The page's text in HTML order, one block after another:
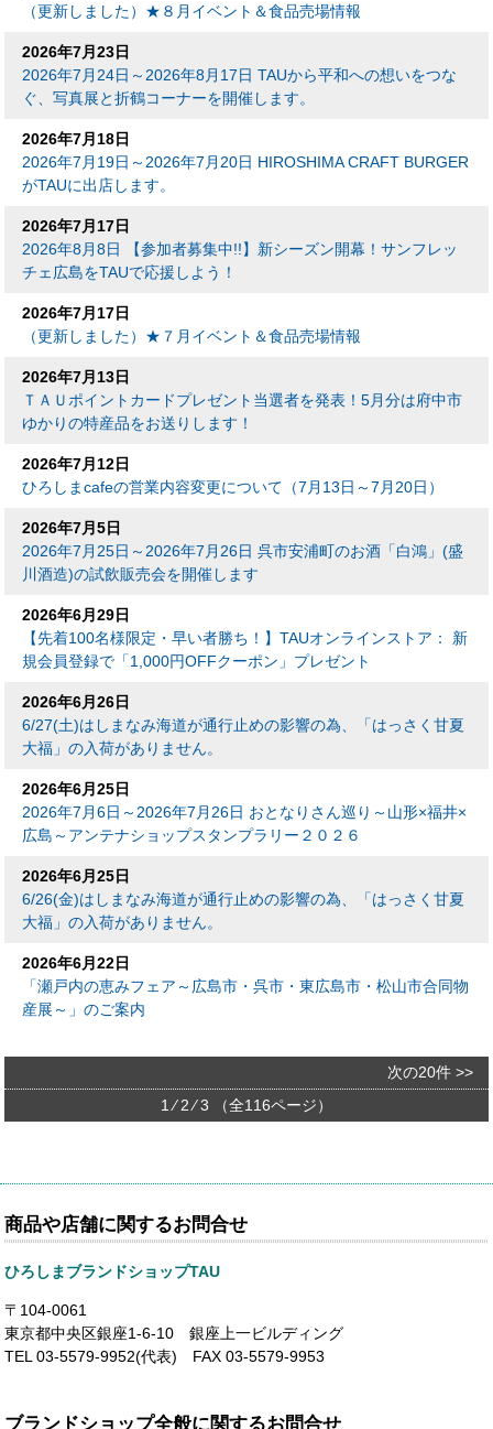
（更新しました）★８月イベント＆食品売場情報
2026年7月23日
2026年7月24日～2026年8月17日 TAUから平和への想いをつな
ぐ、写真展と折鶴コーナーを開催します。
2026年7月18日
2026年7月19日～2026年7月20日 HIROSHIMA CRAFT BURGER
がTAUに出店します。
2026年7月17日
2026年8月8日 【参加者募集中!!】新シーズン開幕！サンフレッ
チェ広島をTAUで応援しよう！
2026年7月17日
（更新しました）★７月イベント＆食品売場情報
2026年7月13日
ＴＡＵポイントカードプレゼント当選者を発表！5月分は府中市
ゆかりの特産品をお送りします！
2026年7月12日
ひろしまcafeの営業内容変更について（7月13日～7月20日）
2026年7月5日
2026年7月25日～2026年7月26日 呉市安浦町のお酒「白鴻」(盛
川酒造)の試飲販売会を開催します
2026年6月29日
【先着100名様限定・早い者勝ち！】TAUオンラインストア： 新
規会員登録で「1,000円OFFクーポン」プレゼント
2026年6月26日
6/27(土)はしまなみ海道が通行止めの影響の為、「はっさく甘夏
大福」の入荷がありません。
2026年6月25日
2026年7月6日～2026年7月26日 おとなりさん巡り～山形×福井×
広島～アンテナショップスタンプラリー２０２６
2026年6月25日
6/26(金)はしまなみ海道が通行止めの影響の為、「はっさく甘夏
大福」の入荷がありません。
2026年6月22日
「瀬戸内の恵みフェア～広島市・呉市・東広島市・松山市合同物
産展～」のご案内
次の20件 >>
1 ⁄2⁄3 （全116ページ）
商品や店舗に関するお問合せ
ひろしまブランドショップTAU
〒104-0061
東京都中央区銀座1-6-10 銀座上一ビルディング
TEL 03-5579-9952(代表) FAX 03-5579-9953
ブランドショップ全般に関するお問合せ